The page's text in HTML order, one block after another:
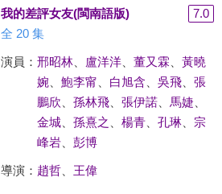
我的差評女友(閩南語版)
7.0
全 20 集
演員： 邢昭林、 盧洋洋、 董又霖
黃曉
婉、 鮑李甯 白旭含 吳飛、 張
鵬欣
孫林飛、 張伊諾、 馬婕
金城、 孫熹之 楊青、 孔琳、 宗
峰岩、 彭博
導演： 趙哲、 王偉